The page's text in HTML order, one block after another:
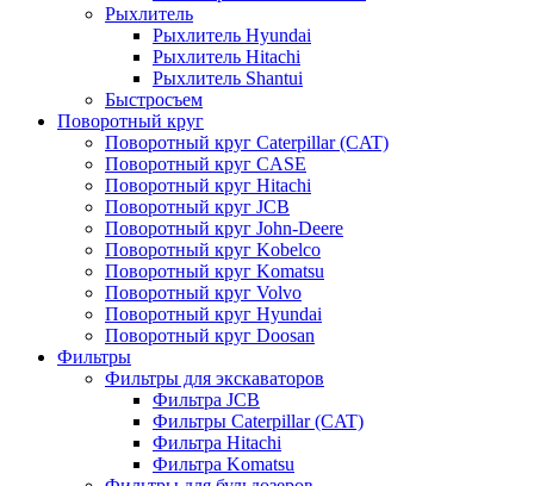
Рыхлитель
Рыхлитель Hyundai
Рыхлитель Hitachi
Рыхлитель Shantui
Быстросъем
Поворотный круг
Поворотный круг Caterpillar (CAT)
Поворотный круг CASE
Поворотный круг Hitachi
Поворотный круг JCB
Поворотный круг John-Deere
Поворотный круг Kobelco
Поворотный круг Komatsu
Поворотный круг Volvo
Поворотный круг Hyundai
Поворотный круг Doosan
Фильтры
Фильтры для экскаваторов
Фильтра JCB
Фильтры Caterpillar (CAT)
Фильтра Hitachi
Фильтра Komatsu